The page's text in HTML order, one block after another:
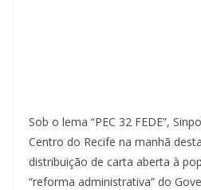
Sob o lema “PEC 32 FEDE”,
Centro do Recife na manhã
distribuição de carta aberta à
“reforma administrativa” do